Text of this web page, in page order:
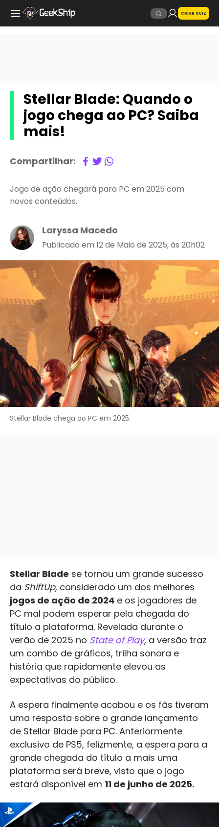
CRIAR QUIZ
Stellar Blade: Quando o
jogo chega ao PC? Saiba
mais!
Compartilhar:
Jogo de ação chegará para PC em 2025 com
novos conteúdos.
Laryssa Macedo
Publicado em 12 de Maio de 2025, às 20h02
Stellar Blade chega ao PC em 2025.
Stellar Blade se tornou um grande sucesso
da ShiftUp, considerado um dos melhores
jogos de ação de 2024 e os jogadores de
PC mal podem esperar pela chegada do
título a plataforma. Revelada durante o
verão de 2025 no State of Play, a versão traz
um combo de gráficos, trilha sonora e
história que rapidamente elevou as
expectativas do público.
A espera finalmente acabou e os fãs tiveram
uma resposta sobre o grande lançamento
de Stellar Blade para PC. Anteriormente
exclusivo de PS5, felizmente, a espera para a
grande chegada do título a mais uma
plataforma será breve, visto que o jogo
estará disponível em 11 de junho de 2025.